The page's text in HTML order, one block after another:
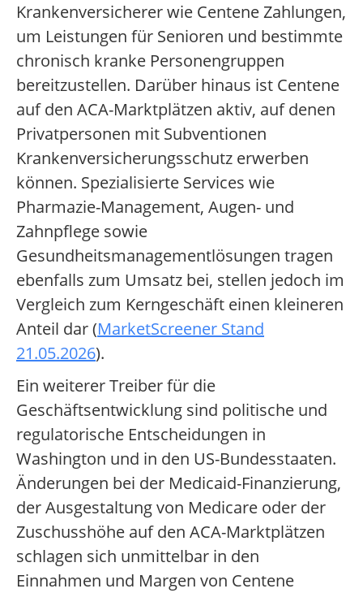
Krankenversicherer wie Centene Zahlungen,
um Leistungen für Senioren und bestimmte
chronisch kranke Personengruppen
bereitzustellen. Darüber hinaus ist Centene
auf den ACA-Marktplätzen aktiv, auf denen
Privatpersonen mit Subventionen
Krankenversicherungsschutz erwerben
können. Spezialisierte Services wie
Pharmazie-Management, Augen- und
Zahnpflege sowie
Gesundheitsmanagementlösungen tragen
ebenfalls zum Umsatz bei, stellen jedoch im
Vergleich zum Kerngeschäft einen kleineren
Anteil dar (MarketScreener Stand
21.05.2026).
Ein weiterer Treiber für die
Geschäftsentwicklung sind politische und
regulatorische Entscheidungen in
Washington und in den US-Bundesstaaten.
Änderungen bei der Medicaid-Finanzierung,
der Ausgestaltung von Medicare oder der
Zuschusshöhe auf den ACA-Marktplätzen
schlagen sich unmittelbar in den
Einnahmen und Margen von Centene